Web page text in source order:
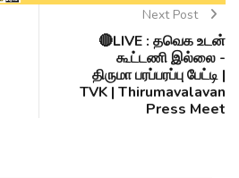
Next Post
🔴LIVE : தவெக உடன்
கூட்டணி இல்லை -
திருமா பரப்பரப்பு பேட்டி |
TVK | Thirumavalavan
Press Meet